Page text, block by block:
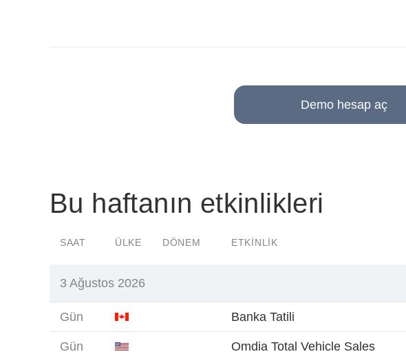
Demo hesap aç
Bu haftanın etkinlikleri
SAAT ÜLKE DÖNEM ETKINLIK
3 Ağustos 2026
Gün Banka Tatili
Gün Omdia Total Vehicle Sales